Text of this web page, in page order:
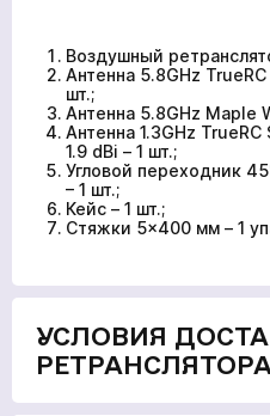
Воздушный
Антенна 5.8GHz TrueRC
шт.;
Антенна 5.8GHz Maple
Антенна 1.3GHz TrueRC
1.9 dBi – 1 шт.;
Угловой переходник
– 1 шт.;
Кейс – 1 шт.;
Стяжки 5×400 мм – 1
УСЛОВИЯ